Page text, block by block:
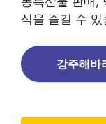
식을 즐길 수 있
강주해바